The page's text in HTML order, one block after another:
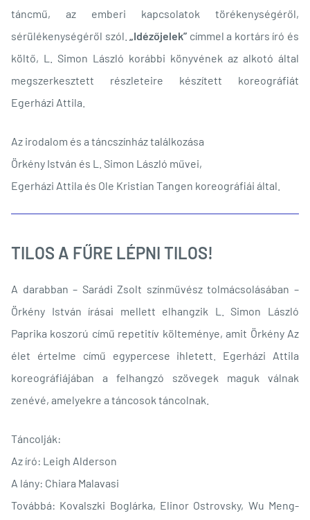
táncmű, az emberi kapcsolatok törékenységéről,
sérülékenységéről szól.„Idézőjelek” címmel a kortárs író és
költő, L. Simon László korábbi könyvének az alkotó által
megszerkesztett részleteire készített koreográfiát
Egerházi Attila.
Az irodalom és a táncszínház találkozása
Örkény István és L. Simon László művei,
Egerházi Attila és Ole Kristian Tangen koreográfiái által.
TILOS A FŰRE LÉPNI TILOS!
A darabban – Sarádi Zsolt színművész tolmácsolásában –
Örkény István írásai mellett elhangzik L. Simon László
Paprika koszorú című repetitív költeménye, amit Örkény Az
élet értelme című egypercese ihletett. Egerházi Attila
koreográfiájában a felhangzó szövegek maguk válnak
zenévé, amelyekre a táncosok táncolnak.
Táncolják:
Az író: Leigh Alderson
A lány: Chiara Malavasi
Továbbá: Kovalszki Boglárka, Elinor Ostrovsky, Wu Meng-